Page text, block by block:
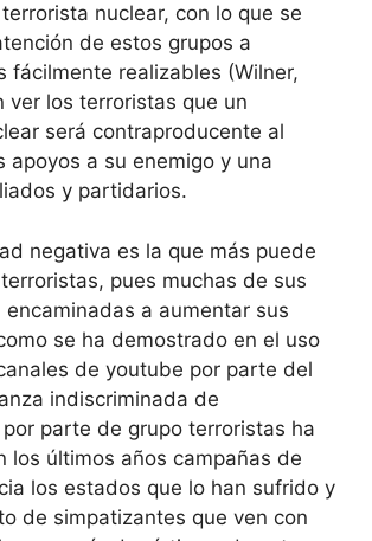
nuclear, con lo que se
de estos grupos a
fácilmente realizables (Wilner,
ver los terroristas que un
será contraproducente al
apoyos a su enemigo y una
y partidarios.
negativa es la que más puede
pues muchas de sus
encaminadas a aumentar sus
se ha demostrado en el uso
de youtube por parte del
indiscriminada de
parte de grupo terroristas ha
los últimos años campañas de
los estados que lo han sufrido y
de simpatizantes que ven con